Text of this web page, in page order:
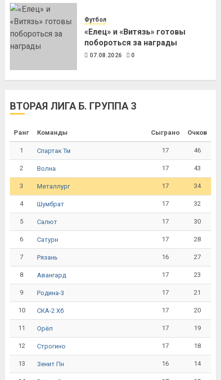
Футбол
«Елец» и «Витязь» готовы
побороться за награды
07.08.2026 0
ВТОРАЯ ЛИГА Б. ГРУППА 3
Ранг Команды Сыграно Очков
1 Спартак Тм 17 46
2 Волна 17 43
3 Металлург 17 34
4 Шумбрат 17 32
5 Салют 17 30
6 Сатурн 17 28
7 Рязань 16 27
8 Авангард 17 23
9 Родина-3 17 21
10 СКА-2 Хб 17 20
11 Орёл 17 19
12 Строгино 17 18
13 Зенит Пн 16 14